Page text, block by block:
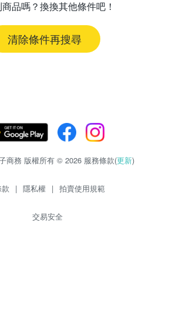
品嗎？換換其他條件吧！
清除條件再搜尋
商務 版權所有 © 2026 服務條款(更新)
| 隱私權 | 拍賣使用規範
交易安全